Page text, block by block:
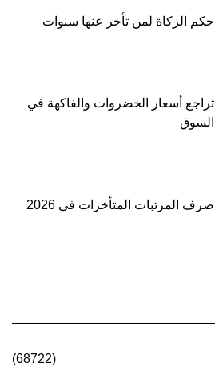
حكم الزكاة لمن تأخر عنها سنوات
تراجع أسعار الخضروات والفاكهة في
السوق
صرف المرتبات المتأخرات في 2026
(68722)